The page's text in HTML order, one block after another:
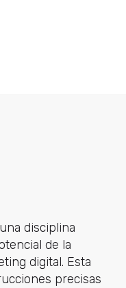
disciplina
de la
digital. Esta
precisas